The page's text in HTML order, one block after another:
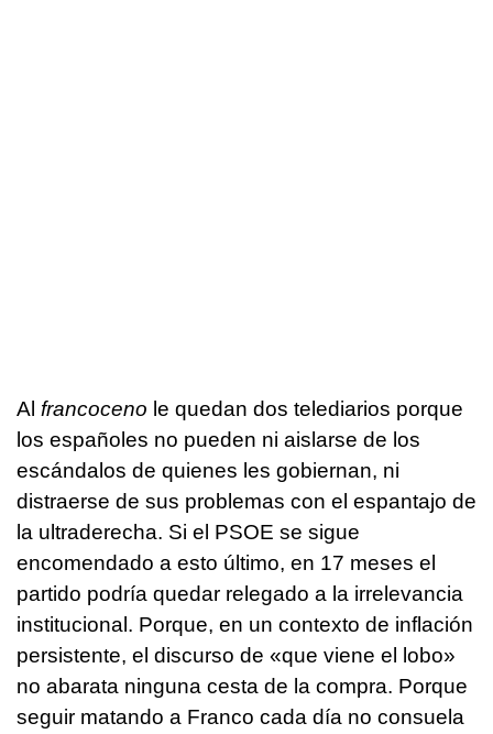
Al francoceno le quedan dos telediarios porque
los españoles no pueden ni aislarse de los
escándalos de quienes les gobiernan, ni
distraerse de sus problemas con el espantajo de
la ultraderecha. Si el PSOE se sigue
encomendado a esto último, en 17 meses el
partido podría quedar relegado a la irrelevancia
institucional. Porque, en un contexto de inflación
persistente, el discurso de «que viene el lobo»
no abarata ninguna cesta de la compra. Porque
seguir matando a Franco cada día no consuela